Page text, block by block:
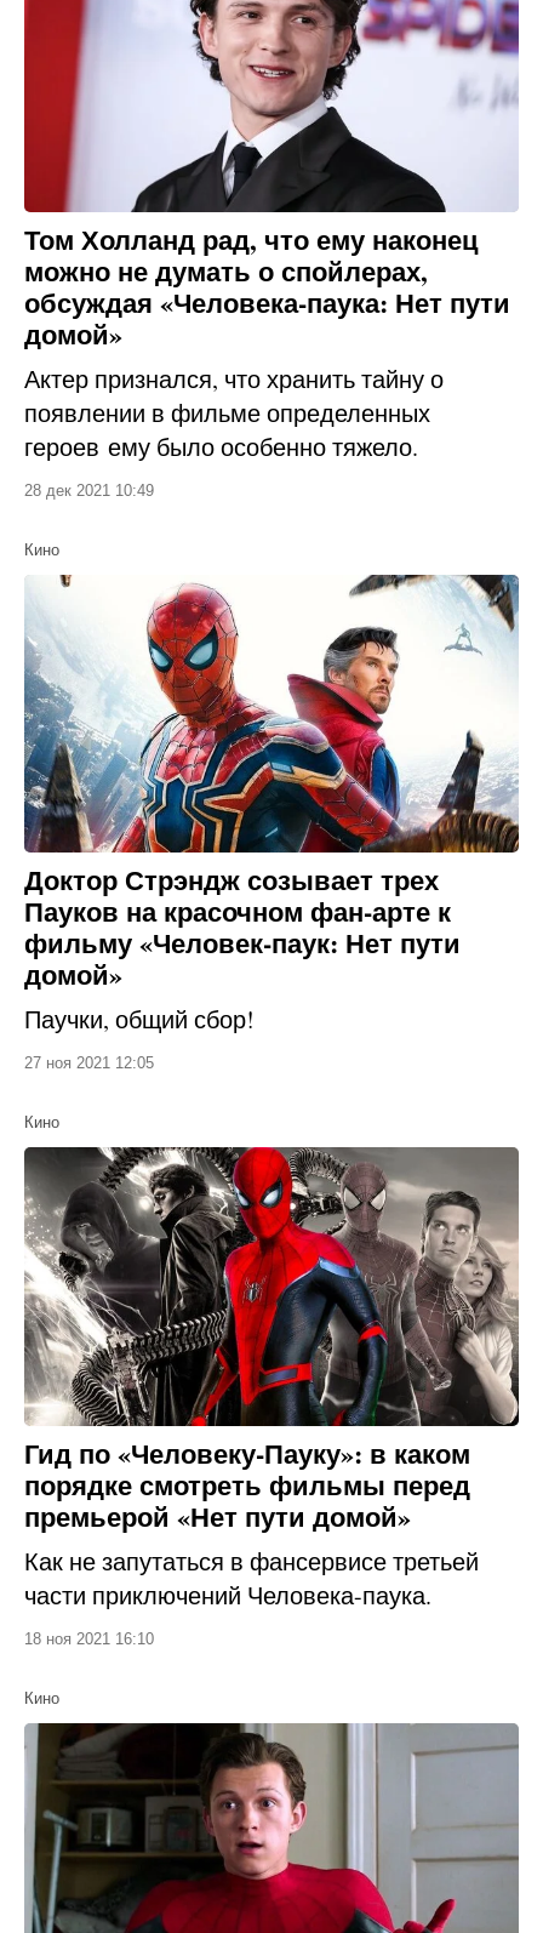
Том Холланд рад, что ему наконец
можно не думать о спойлерах,
обсуждая «Человека-паука: Нет пути
домой»
Актер признался, что хранить тайну о
появлении в фильме определенных
героев ему было особенно тяжело.
28 дек 2021 10:49
Кино
Доктор Стрэндж созывает трех
Пауков на красочном фан-арте к
фильму «Человек-паук: Нет пути
домой»
Паучки, общий сбор!
27 ноя 2021 12:05
Кино
Гид по «Человеку-Пауку»: в каком
порядке смотреть фильмы перед
премьерой «Нет пути домой»
Как не запутаться в фансервисе третьей
части приключений Человека-паука.
18 ноя 2021 16:10
Кино